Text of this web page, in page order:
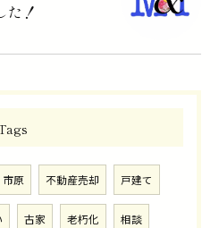
た！
市原 不動産売却 戸建て
古家 老朽化 相談